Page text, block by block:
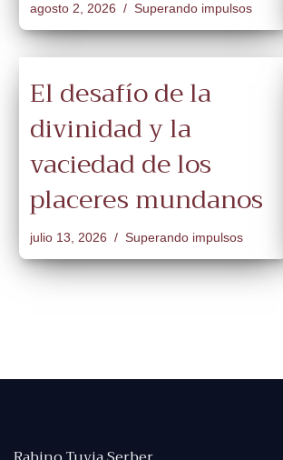
agosto 2, 2026 Superando impulsos
El desafío de la
divinidad y la
vaciedad de los
placeres mundanos
julio 13, 2026 Superando impulsos